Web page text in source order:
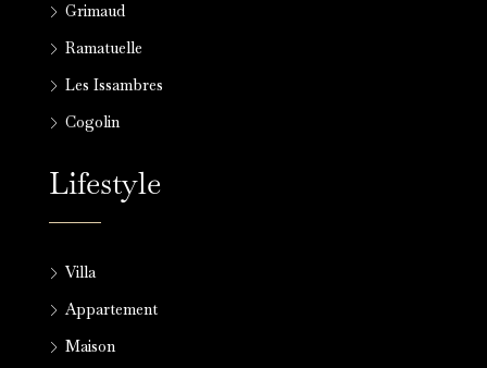
Grimaud
Ramatuelle
Les Issambres
Cogolin
Lifestyle
Villa
Appartement
Maison